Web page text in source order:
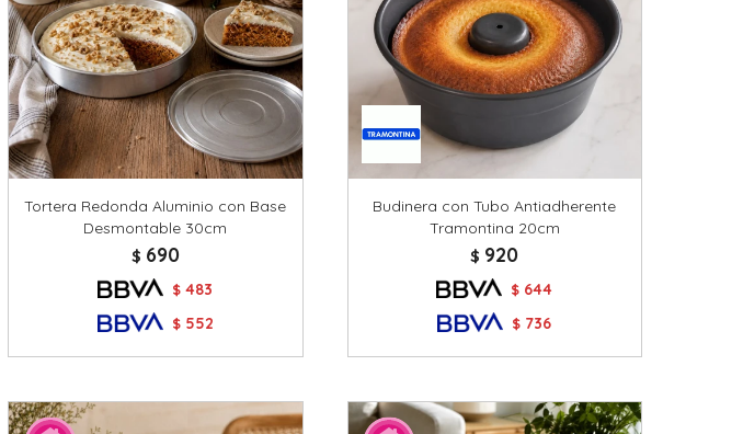
Tortera Redonda Aluminio con Base
Desmontable 30cm
$ 690
$ 483
$ 552
Budinera con Tubo Antiadherente
Tramontina 20cm
$ 920
$ 644
$ 736